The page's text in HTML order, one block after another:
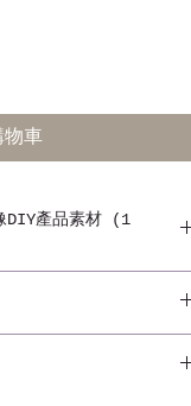
物車
產品素材 (1
現色差。相片或會因拍攝